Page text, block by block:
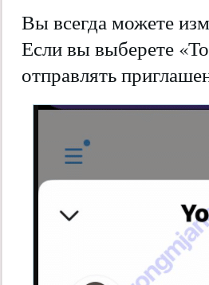
Вы всегда можете
Если вы выберете
отправлять